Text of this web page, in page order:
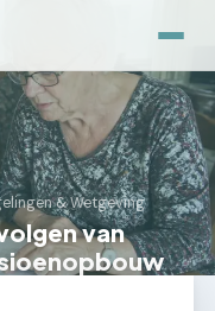
& Wetgeving
van